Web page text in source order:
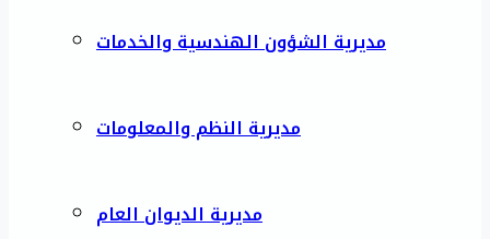
مديرية الشؤون الهندسية والخدمات
مديرية النظم والمعلومات
مديرية الديوان العام